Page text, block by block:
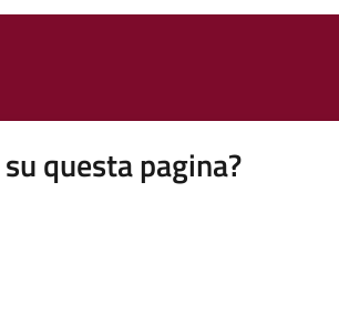
questa pagina?